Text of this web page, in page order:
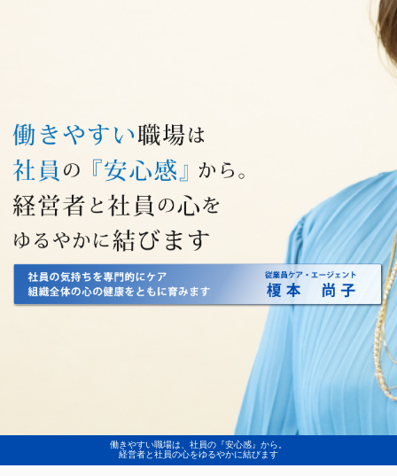
働きやすい職場は、社員の『安心感』から。
経営者と社員の心をゆるやかに結びます